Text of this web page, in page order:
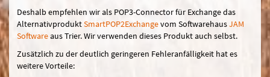
Deshalb empfehlen wir als POP3-Connector für Exchange das
AlternativproduktSmartPOP2Exchangevom SoftwarehausJAM
Softwareaus Trier. Wir verwenden dieses Produkt auch selbst.
Zusätzlich zu der deutlich geringeren Fehleranfälligkeit hat es
weitere Vorteile: